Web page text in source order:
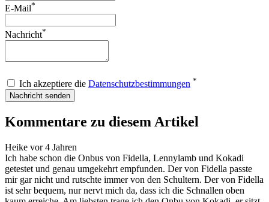
E-Mail*
Nachricht*
Ich akzeptiere die Datenschutzbestimmungen *
Nachricht senden
Kommentare zu diesem Artikel
Heike vor 4 Jahren
Ich habe schon die Onbus von Fidella, Lennylamb und Kokadi
getestet und genau umgekehrt empfunden. Der von Fidella passte
mir gar nicht und rutschte immer von den Schultern. Der von Fidella
ist sehr bequem, nur nervt mich da, dass ich die Schnallen oben